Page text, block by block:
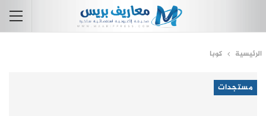
الرئيسية كوبا
مستجدات